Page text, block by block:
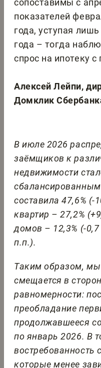
сопоставимы с
показателей
года, уступая
года – тогда
спрос на ипотеку
Алексей Лейпи,
Домклик
В июле 2026
заёмщиков к
недвижимости
составила 47,6%
квартир – 27,2%
домов – 12,3% (-
п.п.).
Таким образом,
смещается в
равномерности:
преобладание
продолжавшееся
по январь 2026. В
востребованность
которые менее